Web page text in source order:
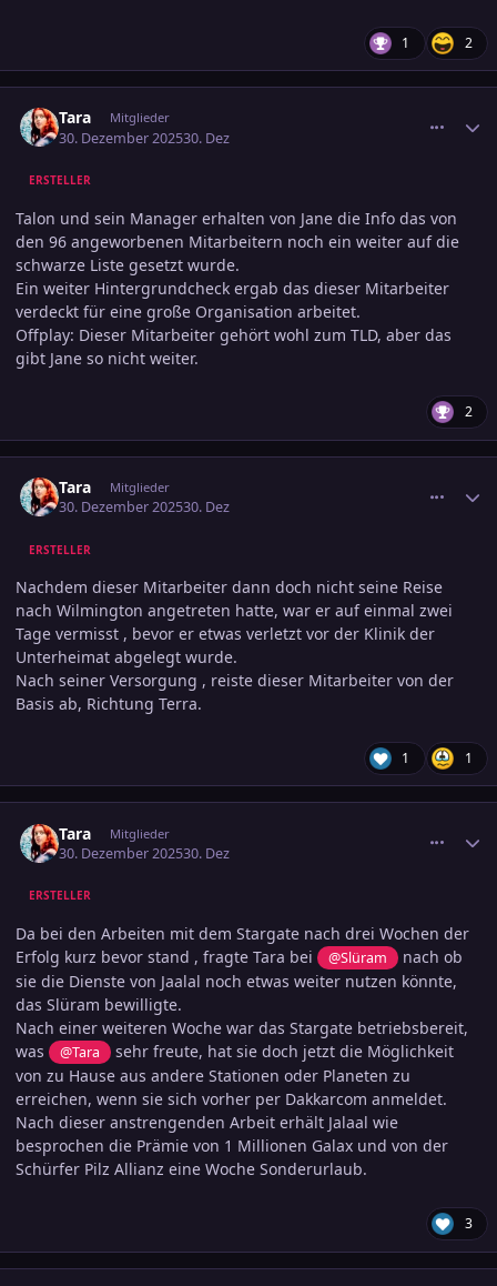
1 2
Tara Mitglieder
30. Dezember 202530. Dez
ERSTELLER
Talon und sein Manager erhalten von Jane die Info das von
den 96 angeworbenen Mitarbeitern noch ein weiter auf die
schwarze Liste gesetzt wurde.
Ein weiter Hintergrundcheck ergab das dieser Mitarbeiter
verdeckt für eine große Organisation arbeitet.
Offplay: Dieser Mitarbeiter gehört wohl zum TLD, aber das
gibt Jane so nicht weiter.
2
Tara Mitglieder
30. Dezember 202530. Dez
ERSTELLER
Nachdem dieser Mitarbeiter dann doch nicht seine Reise
nach Wilmington angetreten hatte, war er auf einmal zwei
Tage vermisst , bevor er etwas verletzt vor der Klinik der
Unterheimat abgelegt wurde.
Nach seiner Versorgung , reiste dieser Mitarbeiter von der
Basis ab, Richtung Terra.
1 1
Tara Mitglieder
30. Dezember 202530. Dez
ERSTELLER
Da bei den Arbeiten mit dem Stargate nach drei Wochen der
Erfolg kurz bevor stand , fragte Tara bei
@Slüram
nach ob
sie die Dienste von Jaalal noch etwas weiter nutzen könnte,
das Slüram bewilligte.
Nach einer weiteren Woche war das Stargate betriebsbereit,
was
@Tara
sehr freute, hat sie doch jetzt die Möglichkeit
von zu Hause aus andere Stationen oder Planeten zu
erreichen, wenn sie sich vorher per Dakkarcom anmeldet.
Nach dieser anstrengenden Arbeit erhält Jalaal wie
besprochen die Prämie von 1 Millionen Galax und von der
Schürfer Pilz Allianz eine Woche Sonderurlaub.
3